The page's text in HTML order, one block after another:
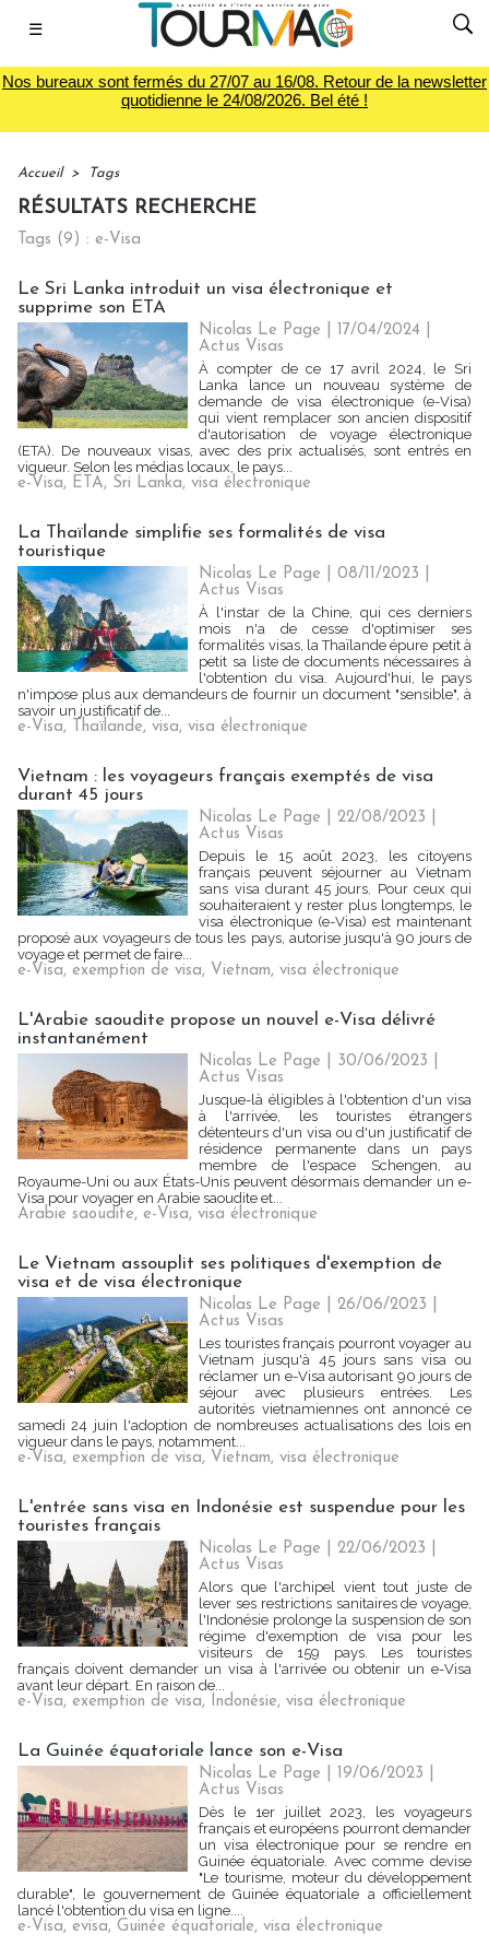
☰
Nos bureaux sont fermés du 27/07 au 16/08. Retour de la newsletter
quotidienne le 24/08/2026. Bel été !
Accueil > Tags
RÉSULTATS RECHERCHE
Tags (9) : e-Visa
Le Sri Lanka introduit un visa électronique et
supprime son ETA
Nicolas Le Page | 17/04/2024
Actus Visas
À compter de ce 17 avril 2024, le Sri
Lanka lance un nouveau système de
demande de visa électronique (e-Visa)
qui vient remplacer son ancien dispositif
d'autorisation de voyage électronique
(ETA). De nouveaux visas, avec des prix actualisés, sont entrés en
vigueur. Selon les médias locaux, le pays...
e-Visa, ETA, Sri Lanka, visa électronique
La Thaïlande simplifie ses formalités de visa
touristique
Nicolas Le Page | 08/11/2023
Actus Visas
À l'instar de la Chine, qui ces derniers
mois n'a de cesse d'optimiser ses
formalités visas, la Thaïlande épure petit à
petit sa liste de documents nécessaires à
l'obtention du visa. Aujourd'hui, le pays
n'impose plus aux demandeurs de fournir un document "sensible", à
savoir un justificatif de...
e-Visa, Thaïlande, visa, visa électronique
Vietnam : les voyageurs français exemptés de visa
durant 45 jours
Nicolas Le Page | 22/08/2023
Actus Visas
Depuis le 15 août 2023, les citoyens
français peuvent séjourner au Vietnam
sans visa durant 45 jours. Pour ceux qui
souhaiteraient y rester plus longtemps, le
visa électronique (e-Visa) est maintenant
proposé aux voyageurs de tous les pays, autorise jusqu'à 90 jours de
voyage et permet de faire...
e-Visa, exemption de visa, Vietnam, visa électronique
L'Arabie saoudite propose un nouvel e-Visa délivré
instantanément
Nicolas Le Page | 30/06/2023
Actus Visas
Jusque-là éligibles à l'obtention d'un visa
à l'arrivée, les touristes étrangers
détenteurs d'un visa ou d'un justificatif de
résidence permanente dans un pays
membre de l'espace Schengen, au
Royaume-Uni ou aux États-Unis peuvent désormais demander un e-
Visa pour voyager en Arabie saoudite et...
Arabie saoudite, e-Visa, visa électronique
Le Vietnam assouplit ses politiques d'exemption de
visa et de visa électronique
Nicolas Le Page | 26/06/2023
Actus Visas
Les touristes français pourront voyager au
Vietnam jusqu'à 45 jours sans visa ou
réclamer un e-Visa autorisant 90 jours de
séjour avec plusieurs entrées. Les
autorités vietnamiennes ont annoncé ce
samedi 24 juin l'adoption de nombreuses actualisations des lois en
vigueur dans le pays, notamment...
e-Visa, exemption de visa, Vietnam, visa électronique
L'entrée sans visa en Indonésie est suspendue pour les
touristes français
Nicolas Le Page | 22/06/2023
Actus Visas
Alors que l'archipel vient tout juste de
lever ses restrictions sanitaires de voyage,
l'Indonésie prolonge la suspension de son
régime d'exemption de visa pour les
visiteurs de 159 pays. Les touristes
français doivent demander un visa à l'arrivée ou obtenir un e-Visa
avant leur départ. En raison de...
e-Visa, exemption de visa, Indonésie, visa électronique
La Guinée équatoriale lance son e-Visa
Nicolas Le Page | 19/06/2023
Actus Visas
Dès le 1er juillet 2023, les voyageurs
français et européens pourront demander
un visa électronique pour se rendre en
Guinée équatoriale. Avec comme devise
"Le tourisme, moteur du développement
durable", le gouvernement de Guinée équatoriale a officiellement
lancé l'obtention du visa en ligne....
e-Visa, evisa, Guinée équatoriale, visa électronique